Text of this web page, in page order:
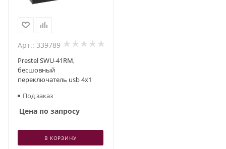
Арт.: 339789
Prestel SWU-41RM,
бесшовный
переключатель usb 4x1
Под заказ
Цена по запросу
В КОРЗИНУ